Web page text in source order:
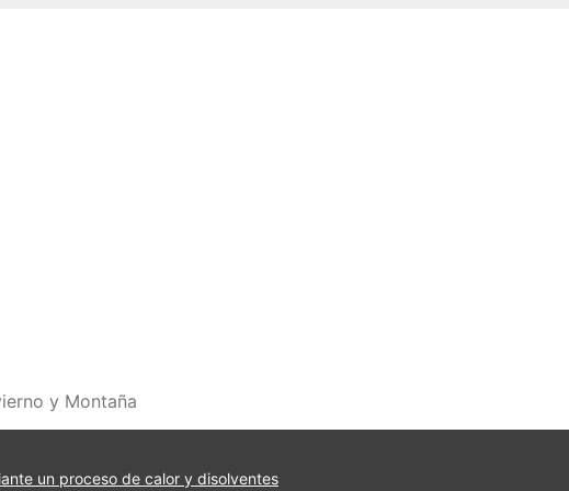
y Montaña
un proceso de calor y disolventes